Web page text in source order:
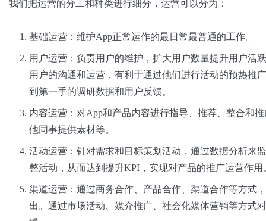
我们把运营的分工和种类进行细分，运营可以分为：
基础运营：维护App正常运作的最日常最普通的工作。
用户运营：负责用户的维护，扩大用户数量提升用户活
用户的沟通和运营，有利于通过他们进行活动的预热推
到第一手的调研数据和用户反馈。
内容运营：对App和产品内容进行指导、推荐、整合和
他同事提供素材等。
活动运营：针对需求和目标策划活动，通过数据分析来
整活动，从而达到提升KPI，实现对产品的推广运营作用
渠道运营：通过商务合作、产品合作、渠道合作等方式
出。通过市场活动、媒介推广、社会化媒体营销等方式